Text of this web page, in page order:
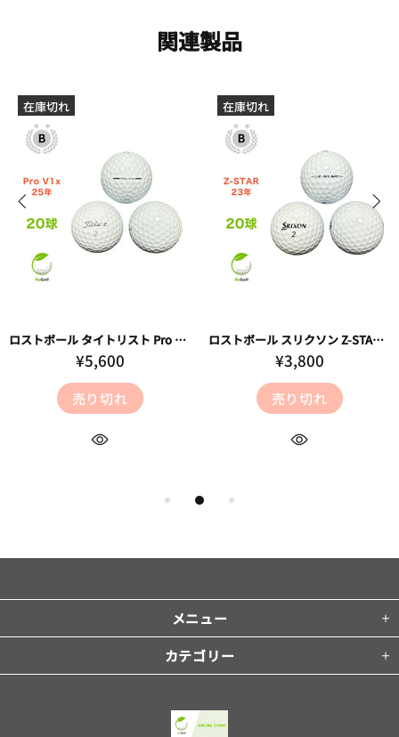
関連製品
在庫切れ
ロストボール タイトリスト Pro V1x ホワイト 2025年モデル 20球 Bランク ゴルフボール
¥5,600
売り切れ
在庫切れ
ロストボール スリクソン Z-STAR Zスターホワイト 2023年モデル 20球 Bランク ゴルフボール
¥3,800
売り切れ
メニュー
カテゴリー